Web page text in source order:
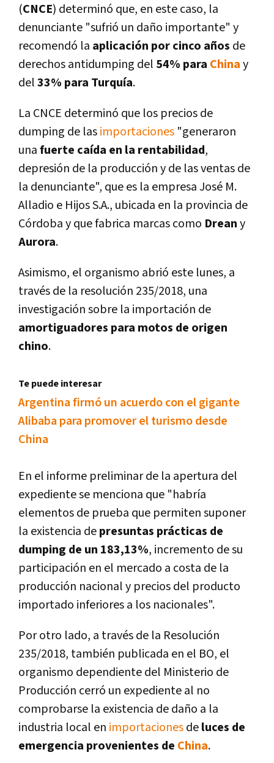
(CNCE) determinó que, en este caso, la
denunciante "sufrió un daño importante" y
recomendó la aplicación por cinco años de
derechos antidumping del 54% para Chinay
del33% para Turquí­a.
La CNCE determinó que los precios de
dumping de lasimportaciones "generaron
unafuerte caí­da en la rentabilidad,
depresión de la producción y de las ventas de
la denunciante", que es la empresa José M.
Alladio e Hijos S.A., ubicada en la provincia de
Córdoba y que fabrica marcas como Dreany
Aurora.
Asimismo, el organismo abrió este lunes, a
través de la resolución 235/2018, una
investigación sobre la importación de
amortiguadores para motos de origen
chino.
Te puede interesar
Argentina firmó un acuerdo con el gigante
Alibaba para promover el turismo desde
China
En el informe preliminar de la apertura del
expediente se menciona que "habrí­a
elementos de prueba que permiten suponer
la existencia depresuntas prácticas de
dumping de un 183,13%, incremento de su
participación en el mercado a costa de la
producción nacional y precios del producto
importado inferiores a los nacionales".
Por otro lado, a través de la Resolución
235/2018, también publicada en el BO, el
organismo dependiente del Ministerio de
Producción cerró un expediente al no
comprobarse la existencia de daño a la
industria local en importacionesdeluces de
emergencia provenientes de China.